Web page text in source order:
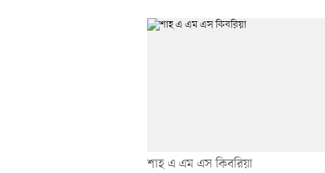
শাহ এ এম এস কিবরিয়া